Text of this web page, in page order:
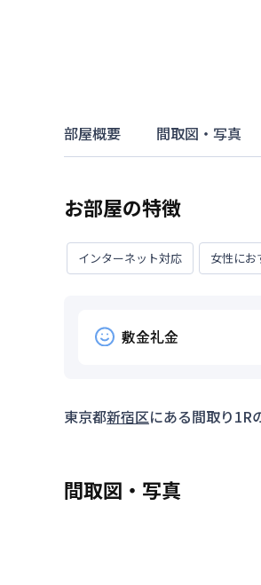
部屋概要 間取図・写真
お部屋の特徴
インターネット対応 女性にお
敷金礼金
東京都新宿区にある間取り1R
間取図・写真